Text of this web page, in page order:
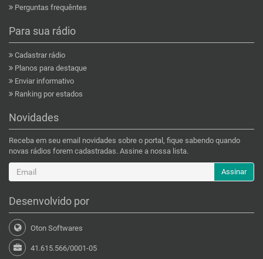
Perguntas frequêntes
Para sua rádio
Cadastrar rádio
Planos para destaque
Enviar informativo
Ranking por estados
Novidades
Receba em seu email novidades sobre o portal, fique sabendo quando
novas rádios forem cadastradas. Assine a nossa lista.
Assinar
Desenvolvido por
Oton Softwares
41.615.566/0001-05